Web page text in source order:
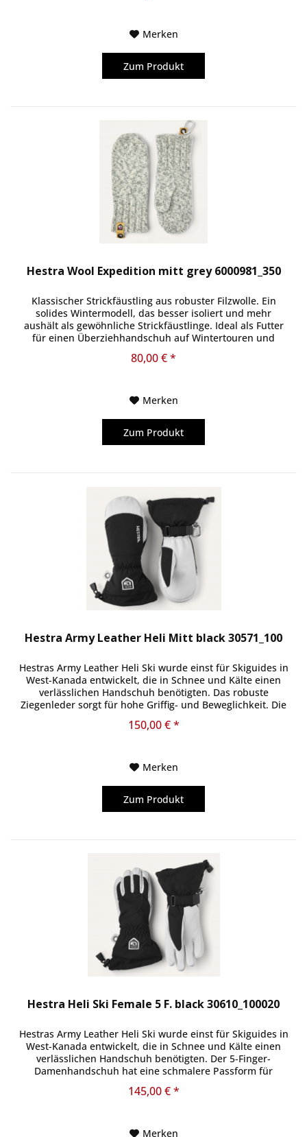
Merken
Zum Produkt
Hestra Wool Expedition mitt grey 6000981_350
Klassischer Strickfäustling aus robuster Filzwolle. Ein
solides Wintermodell, das besser isoliert und mehr
aushält als gewöhnliche Strickfäustlinge. Ideal als Futter
für einen Überziehhandschuh auf Wintertouren und
80,00 € *
Merken
Zum Produkt
Hestra Army Leather Heli Mitt black 30571_100
Hestras Army Leather Heli Ski wurde einst für Skiguides in
West-Kanada entwickelt, die in Schnee und Kälte einen
verlässlichen Handschuh benötigten. Das robuste
Ziegenleder sorgt für hohe Griffig- und Beweglichkeit. Die
150,00 € *
Merken
Zum Produkt
Hestra Heli Ski Female 5 F. black 30610_100020
Hestras Army Leather Heli Ski wurde einst für Skiguides in
West-Kanada entwickelt, die in Schnee und Kälte einen
verlässlichen Handschuh benötigten. Der 5-Finger-
Damenhandschuh hat eine schmalere Passform für
145,00 € *
Merken